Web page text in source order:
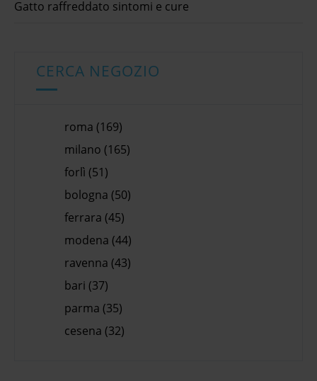
Gatto raffreddato sintomi e cure
CERCA NEGOZIO
roma (169)
milano (165)
forlì (51)
bologna (50)
ferrara (45)
modena (44)
ravenna (43)
bari (37)
parma (35)
cesena (32)